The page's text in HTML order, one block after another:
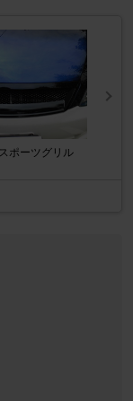
ポーツグリル